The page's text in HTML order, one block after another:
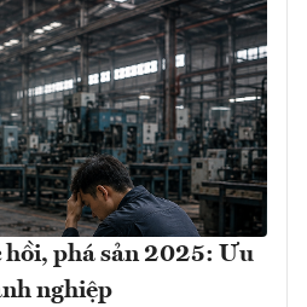
hồi, phá sản 2025: Ưu
nghiệp